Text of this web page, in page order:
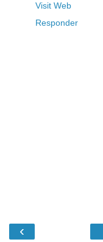
Visit Web
Responder
‹